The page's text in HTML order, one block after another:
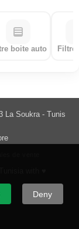
Deny
boite auto
La Soukra - Tunis